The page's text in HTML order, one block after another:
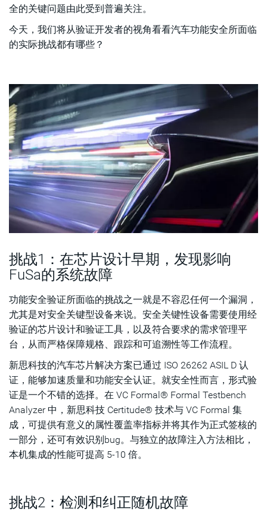
全的关键问题由此受到普遍关注。
今天，我们将从验证开发者的视角看看汽车功能安全所面临
的实际挑战都有哪些？
挑战1：在芯片设计早期，发现影响
FuSa的系统故障
功能安全验证所面临的挑战之一就是不容忍任何一个漏洞，
尤其是对安全关键型设备来说。安全关键性设备需要使用经
验证的芯片设计和验证工具，以及符合要求的需求管理平
台，从而严格保障规格、跟踪和可追溯性等工作流程。
新思科技的汽车芯片解决方案已通过 ISO 26262 ASIL D 认
证，能够加速质量和功能安全认证。就安全性而言，形式验
证是一个不错的选择。在 VC Formal® Formal Testbench
Analyzer 中，新思科技 Certitude® 技术与 VC Formal 集
成，可提供有意义的属性覆盖率指标并将其作为正式签核的
一部分，还可有效识别bug。与独立的故障注入方法相比，
本机集成的性能可提高 5-10 倍。
挑战2：检测和纠正随机故障